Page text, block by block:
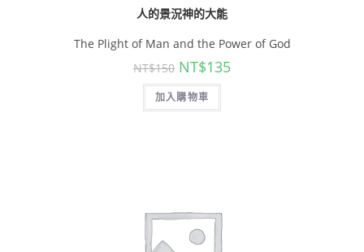
人的景況神的大能
The Plight of Man and the Power of God
NT$150 NT$135
加入購物車